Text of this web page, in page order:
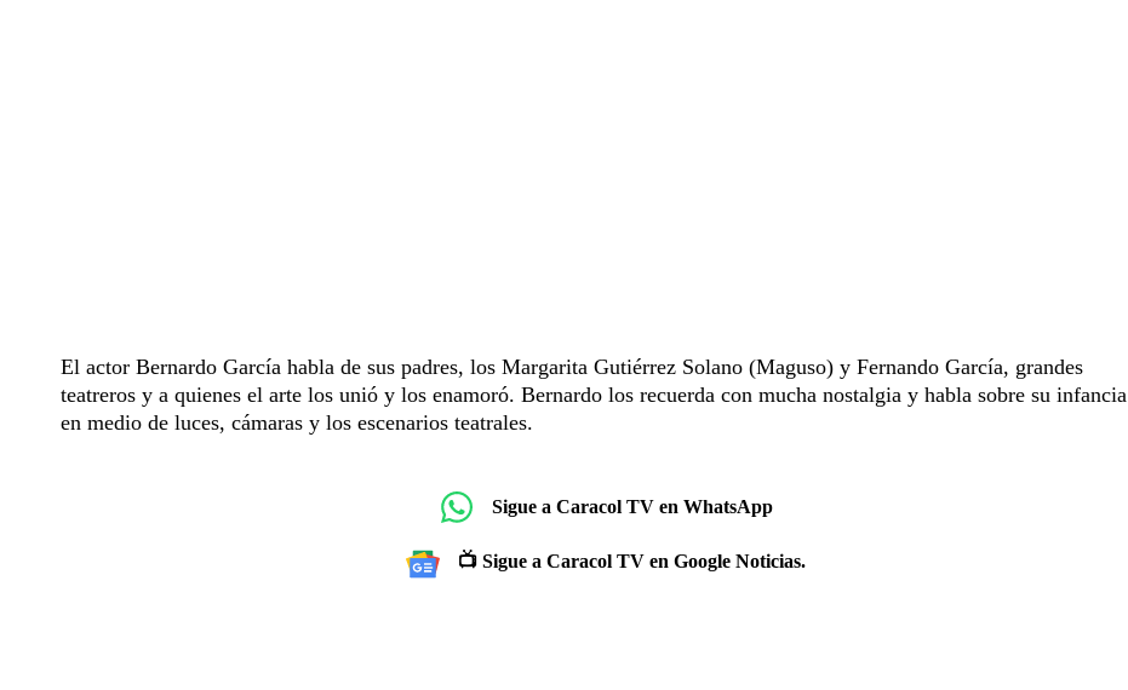
El actor Bernardo García habla de sus padres, los Margarita Gutiérrez Solano (Maguso) y Fernando García, grandes
teatreros y a quienes el arte los unió y los enamoró. Bernardo los recuerda con mucha nostalgia y habla sobre su infancia
en medio de luces, cámaras y los escenarios teatrales.
Sigue a Caracol TV en WhatsApp
📺 Sigue a Caracol TV en Google Noticias.